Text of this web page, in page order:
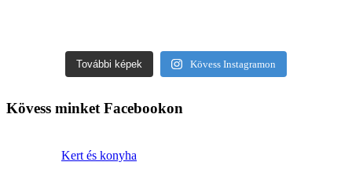
További képek Kövess Instagramon
Kövess minket Facebookon
Kert és konyha